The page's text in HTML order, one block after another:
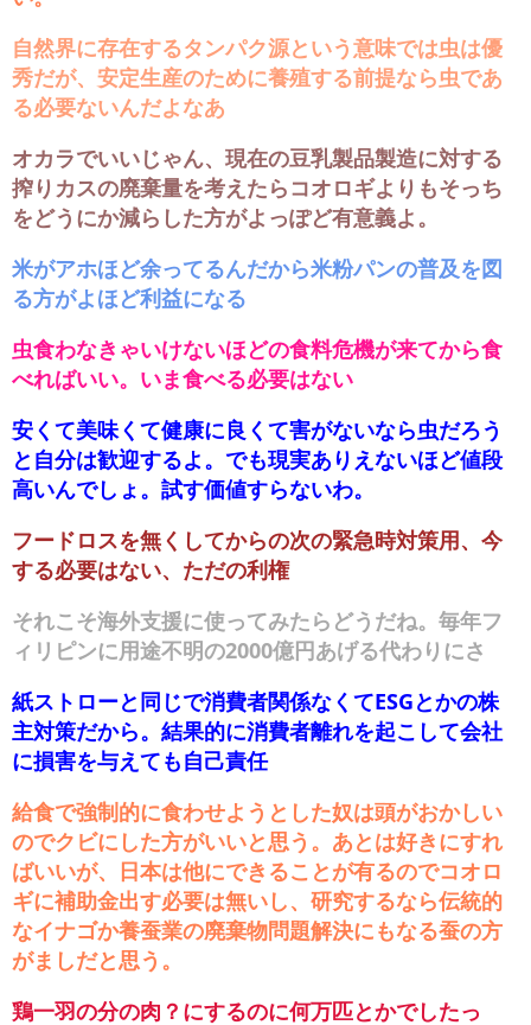
自然界に存在するタンパク源という意味では虫は優
秀だが、安定生産のために養殖する前提なら虫であ
る必要ないんだよなあ
オカラでいいじゃん、現在の豆乳製品製造に対する
搾りカスの廃棄量を考えたらコオロギよりもそっち
をどうにか減らした方がよっぽど有意義よ。
米がアホほど余ってるんだから米粉パンの普及を図
る方がよほど利益になる
虫食わなきゃいけないほどの食料危機が来てから食
べればいい。いま食べる必要はない
安くて美味くて健康に良くて害がないなら虫だろう
と自分は歓迎するよ。でも現実ありえないほど値段
高いんでしょ。試す価値すらないわ。
フードロスを無くしてからの次の緊急時対策用、今
する必要はない、ただの利権
それこそ海外支援に使ってみたらどうだね。毎年フ
ィリピンに用途不明の2000億円あげる代わりにさ
紙ストローと同じで消費者関係なくてESGとかの株
主対策だから。結果的に消費者離れを起こして会社
に損害を与えても自己責任
給食で強制的に食わせようとした奴は頭がおかしい
のでクビにした方がいいと思う。あとは好きにすれ
ばいいが、日本は他にできることが有るのでコオロ
ギに補助金出す必要は無いし、研究するなら伝統的
なイナゴか養蚕業の廃棄物問題解決にもなる蚕の方
がましだと思う。
鶏一羽の分の肉？にするのに何万匹とかでしたっ